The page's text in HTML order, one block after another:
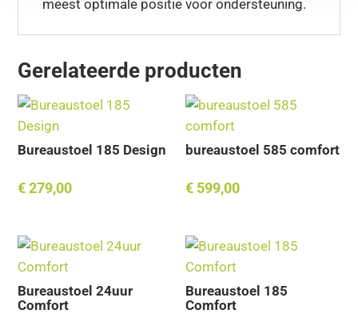
meest optimale positie voor ondersteuning.
Gerelateerde producten
Bureaustoel 185 Design
€279,00
bureaustoel 585 comfort
€ 599,00
Bureaustoel 24uur
Comfort
Bureaustoel 185
Comfort